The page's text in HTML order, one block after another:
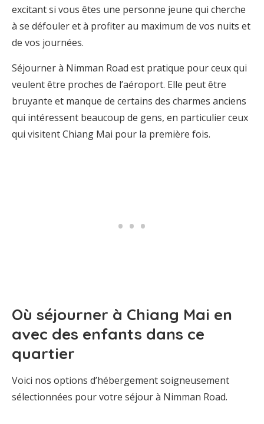
excitant si vous êtes une personne jeune qui cherche
à se défouler et à profiter au maximum de vos nuits et
de vos journées.
Séjourner à Nimman Road est pratique pour ceux qui
veulent être proches de l’aéroport. Elle peut être
bruyante et manque de certains des charmes anciens
qui intéressent beaucoup de gens, en particulier ceux
qui visitent Chiang Mai pour la première fois.
Où séjourner à Chiang Mai en
avec des enfants dans ce
quartier
Voici nos options d’hébergement soigneusement
sélectionnées pour votre séjour à Nimman Road.